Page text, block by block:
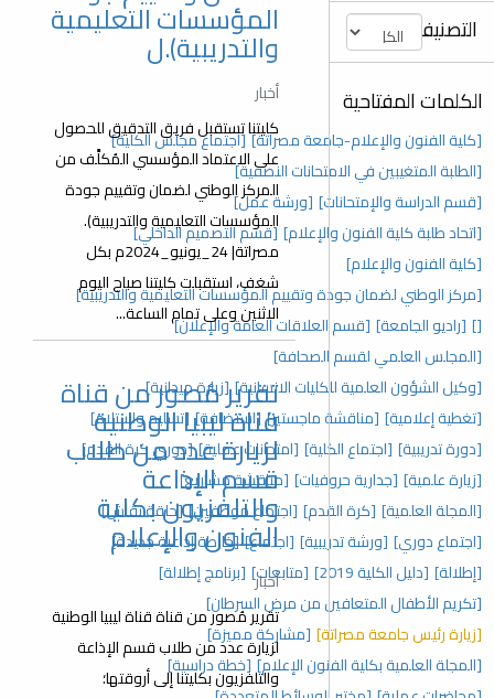
التصنيفات
الكلمات المفتاحية
[كلية الفنون والإعلام-جامعة مصراتة] [اجتماع مجلس الكلية]
[الطلبة المتغيبين في الامتحانات النصفية]
[قسم الدراسة والإمتحانات] [ورشة عمل]
[اتحاد طلبة كلية الفنون والإعلام][قسم التصميم الداخلي]
[كلية الفنون والإعلام]
[مركز الوطني لضمان جودة وتقييم المؤسسات التعليمية والتدريبية]
[] [راديو الجامعة] [قسم العلاقات العامة والإعلان]
[المجلس العلمي لقسم الصحافة]
[وكيل الشؤون العلمية للكليات الانسانية] [زيارة ميدانية]
[تغطية إعلامية] [مناقشة ماجستير] [استضافة] [تسليم واستلام]
[دورة تدريبية] [اجتماع الكلية] [امتحانات عملية][دوري كرة القدم]
[زيارة علمية] [جدارية حروفيات] [مناقشة مشاريع]
[المجلة العلمية] [كرة القدم] [اجتماع موظفين][حلقة نقاش]
[اجتماع دوري] [ورشة تدريبية] [اجتماع][خارطة إذاعية جديدة]
[إطلالة] [دليل الكلية 2019] [متابعات] [برنامج إطلالة]
[تكريم الأطفال المتعافين من مرض السرطان]
[زيارة رئيس جامعة مصراتة] [مشاركة مميزة]
[المجلة العلمية بكلية الفنون الإعلام] [خطة دراسية]
المؤسسات التعليمية
والتدريبية).ل
أخبار
كليتنا تستقبل فريق التدقيق للحصول
على الاعتماد المؤسسي المُكلًَف من
المركز الوطني لضمان وتقييم جودة
المؤسسات التعليمية والتدريبية).
مصراتة| 24_يونيو_2024م بكل
شغف، استقبلت كليتنا صباح اليوم
الاثنين وعلى تمام الساعة...
تقرير مُصور من قناة
قناة ليبيا الوطنية
لزيارة عدد من طلاب
قسم الإذاعة
والتلفزيون بكلية
الفنون والإعلام
أخبار
تقرير مُصور من قناة قناة ليبيا الوطنية
لزيارة عدد من طلاب قسم الإذاعة
والتلفزيون بكليتنا إلى أروقتها؛